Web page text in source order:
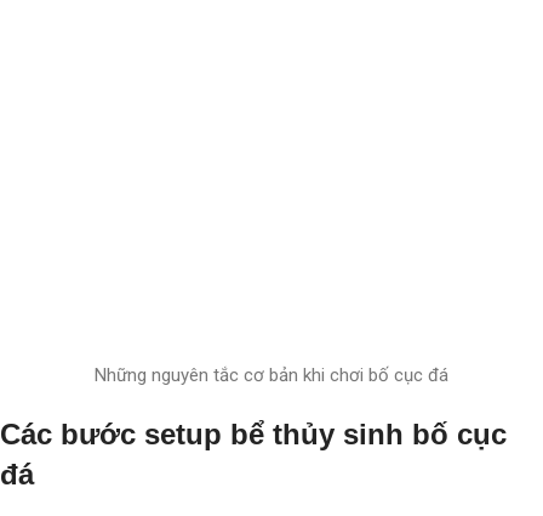
Những nguyên tắc cơ bản khi chơi bố cục đá
Các bước setup bể thủy sinh bố cục
đá